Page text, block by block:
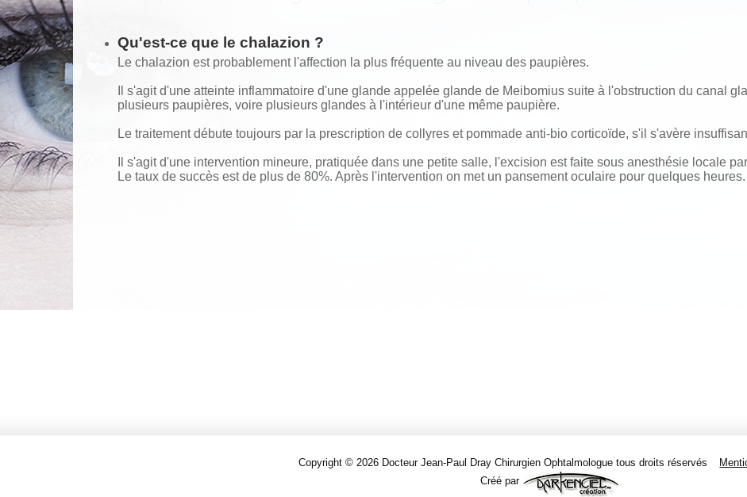
Qu'est-ce que le chalazion ?
Le chalazion est probablement l'affection la plus fréquente au niveau des paupières.
Il s'agit d'une atteinte inflammatoire d'une glande appelée glande de Meibomius suite à l'obstruction du canal
plusieurs paupières, voire plusieurs glandes à l'intérieur d'une même paupière.
Le traitement débute toujours par la prescription de collyres et pommade anti-bio corticoïde, s'il s'avère
Il s'agit d'une intervention mineure, pratiquée dans une petite salle, l'excision est faite sous anesthésie locale
Le taux de succès est de plus de 80%. Après l'intervention on met un pansement oculaire pour quelques heures.
Copyright © 2026 Docteur Jean-Paul Dray Chirurgien Ophtalmologue tous droits réservés
Créé par